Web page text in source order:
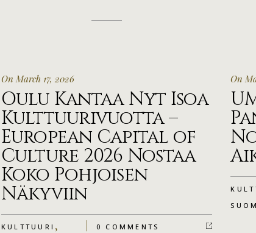
On March 17, 2026
Oulu Kantaa Nyt Isoa
Kulttuurivuotta –
European Capital of
Culture 2026 Nostaa
Koko Pohjoisen
Näkyviin
KULTTUURI , 0 COMMENTS
On